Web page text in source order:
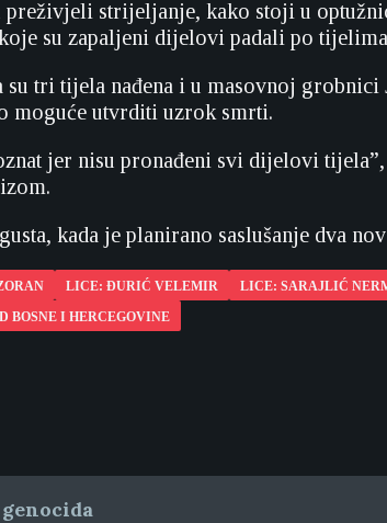
preživjeli strijeljanje, kako stoji u
su zapaljeni dijelovi padali po
su tri tijela nađena i u masovnoj
moguće utvrditi uzrok smrti.
jer nisu pronađeni svi dijelovi
kada je planirano saslušanje dva
LICE: ĐURIĆ VELEMIR
LICE: SARAJLIĆ
BOSNE I HERCEGOVINE